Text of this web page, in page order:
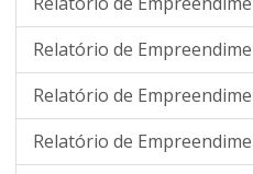
Relatório de
Relatório de
Relatório de